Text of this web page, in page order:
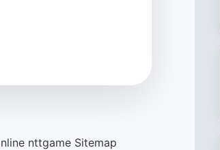
nttgame Sitemap